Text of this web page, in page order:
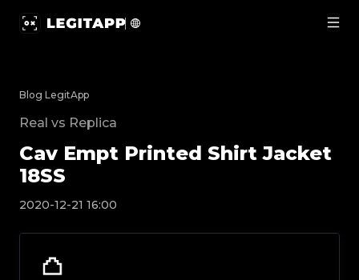
Blog LegitApp
Real vs Replica
Cav Empt Printed Shirt Jacket
18SS
2020-12-21 16:00